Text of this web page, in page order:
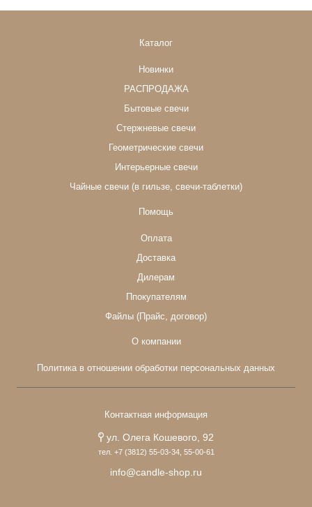
Каталог
Новинки
РАСПРОДАЖА
Бытовые свечи
Стержневые свечи
Геометрические свечи
Интерьерные свечи
Чайные свечи (в гильзе, свечи-таблетки)
Помощь
Оплата
Доставка
Дилерам
Ппокупателям
Файлы (Прайс, договор)
О компании
Политика в отношении обработки персональных данных
Контактная информация
ул. Олега Кошевого, 92
тел. +7 (3812) 55-03-34, 55-00-61
info@candle-shop.ru